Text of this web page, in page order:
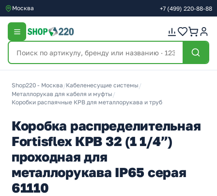
Москва +7 (499) 220-88-88
Shop220 - Москва /Кабеленесущие системы /
Металлорукав для кабеля и муфты /
Коробки распаячные КРВ для металлорукава и труб
Коробка распределительная
Fortisflex КРВ 32 (1 1/4”)
проходная для
металлорукава IP65 серая
61110